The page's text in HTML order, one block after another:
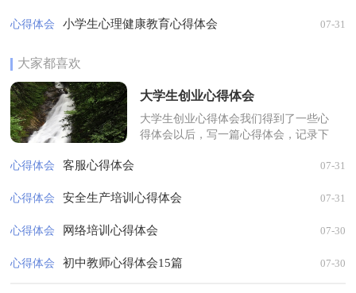
心得体会 小学生心理健康教育心得体会 07-31
大家都喜欢
大学生创业心得体会
大学生创业心得体会我们得到了一些心
得体会以后，写一篇心得体会，记录下
好的心得体会是什么样的呢？下面是小
心得体会 客服心得体会 07-31
心得体会 安全生产培训心得体会 07-31
心得体会 网络培训心得体会 07-30
心得体会 初中教师心得体会15篇 07-30